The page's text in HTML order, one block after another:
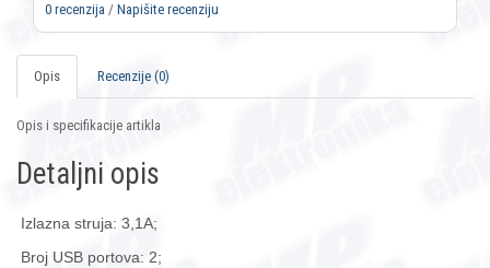
0 recenzija / Napišite recenziju
Opis Recenzije (0)
Opis i specifikacije artikla
Detaljni opis
Izlazna struja: 3,1A;
Broj USB portova: 2;